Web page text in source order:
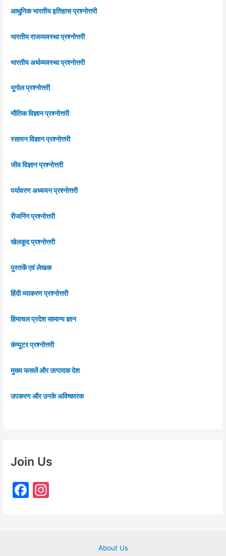
आधुनिक भारतीय इतिहास प्रश्नोत्तरी
भारतीय राजव्यवस्था प्रश्नोत्तरी
भारतीय अर्थव्यवस्था प्रश्नोत्तरी
भूगोल प्रश्नोत्तरी
भौतिक विज्ञान प्रश्नोत्तरी
रसायन विज्ञान प्रश्नोत्तरी
जीव विज्ञान प्रश्नोत्तरी
पर्यावरण अध्ययन प्रश्नोत्तरी
रीजनिंग प्रश्नोत्तरी
खेलकूद प्रश्नोत्तरी
पुस्तकें एवं लेखक
हिंदी व्याकरण प्रश्नोत्तरी
हिमाचल प्रदेश सामान्य ज्ञान
कंप्यूटर प्रश्नोत्तरी
मुख्य फसलें और उत्पादक देश
उपकरण और उनके अविष्कारक
Join Us
F
About Us